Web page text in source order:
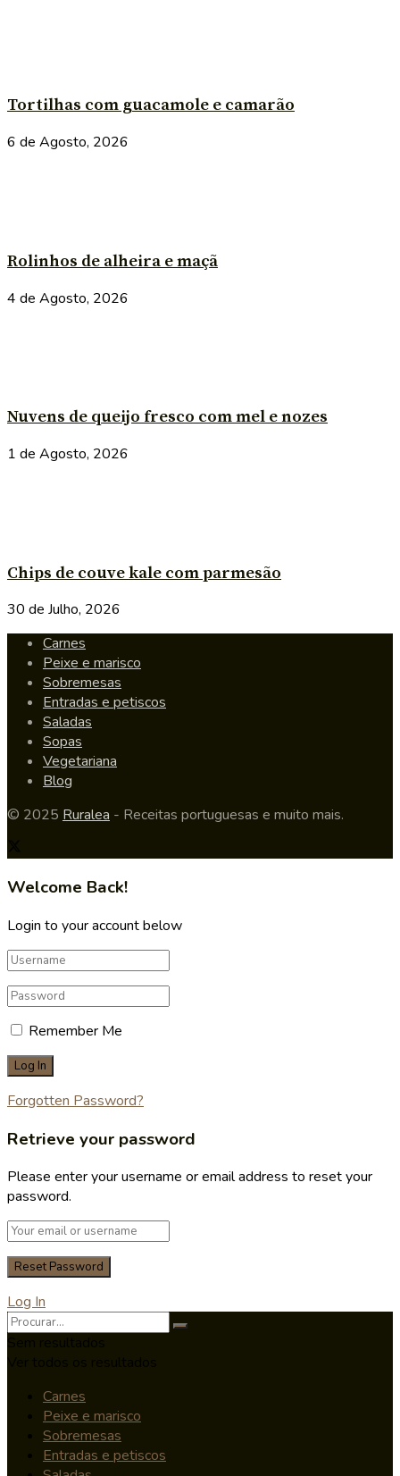
Tortilhas com guacamole e camarão
6 de Agosto, 2026
Rolinhos de alheira e maçã
4 de Agosto, 2026
Nuvens de queijo fresco com mel e nozes
1 de Agosto, 2026
Chips de couve kale com parmesão
30 de Julho, 2026
Carnes
Peixe e marisco
Sobremesas
Entradas e petiscos
Saladas
Sopas
Vegetariana
Blog
© 2025 Ruralea - Receitas portuguesas e muito mais.
Welcome Back!
Login to your account below
Remember Me
Forgotten Password?
Retrieve your password
Please enter your username or email address to reset your
password.
Log In
Carnes
Peixe e marisco
Sobremesas
Entradas e petiscos